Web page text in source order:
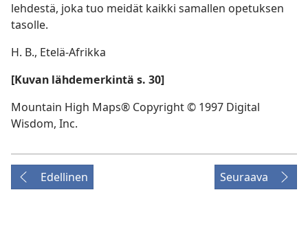
lehdestä, joka tuo meidät kaikki samallen opetuksen
tasolle.
H. B., Etelä-Afrikka
[Kuvan lähdemerkintä s. 30]
Mountain High Maps® Copyright © 1997 Digital
Wisdom, Inc.
Edellinen Seuraava